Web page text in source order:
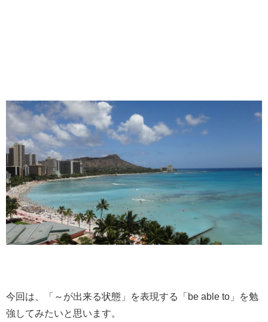
今回は、 「～が出来る状態」 を表現する 「be able to」
を勉
強してみたいと思います。